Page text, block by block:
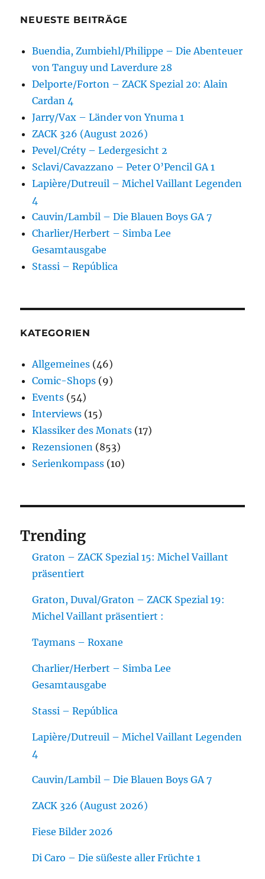
NEUESTE BEITRÄGE
Buendia, Zumbiehl/Philippe – Die Abenteuer
von Tanguy und Laverdure 28
Delporte/Forton – ZACK Spezial 20: Alain
Cardan 4
Jarry/Vax – Länder von Ynuma 1
ZACK 326 (August 2026)
Pevel/Créty – Ledergesicht 2
Sclavi/Cavazzano – Peter O’Pencil GA 1
Lapière/Dutreuil – Michel Vaillant Legenden
4
Cauvin/Lambil – Die Blauen Boys GA 7
Charlier/Herbert – Simba Lee
Gesamtausgabe
Stassi – República
KATEGORIEN
Allgemeines (46)
Comic-Shops (9)
Events (54)
Interviews (15)
Klassiker des Monats (17)
Rezensionen (853)
Serienkompass (10)
Trending
Graton – ZACK Spezial 15: Michel Vaillant
präsentiert
Graton, Duval/Graton – ZACK Spezial 19:
Michel Vaillant präsentiert :
Taymans – Roxane
Charlier/Herbert – Simba Lee
Gesamtausgabe
Stassi – República
Lapière/Dutreuil – Michel Vaillant Legenden
4
Cauvin/Lambil – Die Blauen Boys GA 7
ZACK 326 (August 2026)
Fiese Bilder 2026
Di Caro – Die süßeste aller Früchte 1